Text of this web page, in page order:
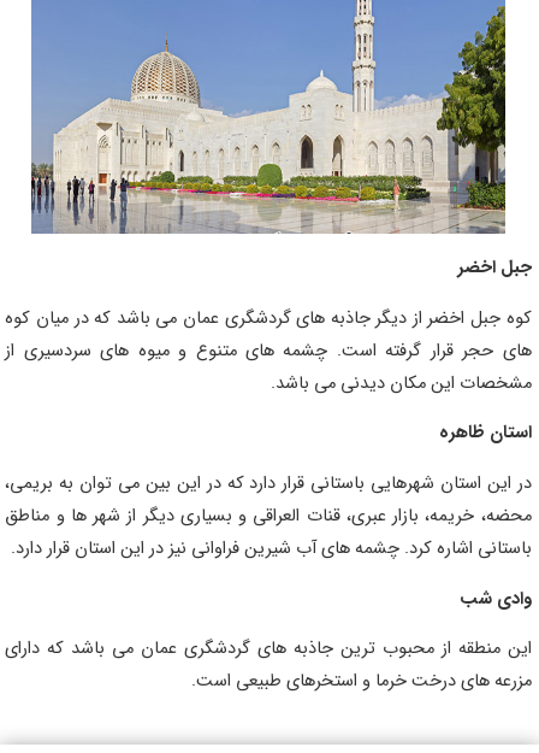
جبل اخضر
کوه جبل اخضر از دیگر جاذبه های گردشگری عمان می باشد که در میان کوه
های حجر قرار گرفته است. چشمه های متنوع و میوه های سردسیری از
مشخصات این مکان دیدنی می باشد.
استان ظاهره
در این استان شهرهایی باستانی قرار دارد که در این بین می توان به بریمی،
محضه، خریمه، بازار عبری، قنات العراقی و بسیاری دیگر از شهر ها و مناطق
باستانی اشاره کرد. چشمه های آب شیرین فراوانی نیز در این استان قرار دارد.
وادی شب
این منطقه از محبوب ترین جاذبه های گردشگری عمان می باشد که دارای
مزرعه های درخت خرما و استخرهای طبیعی است.